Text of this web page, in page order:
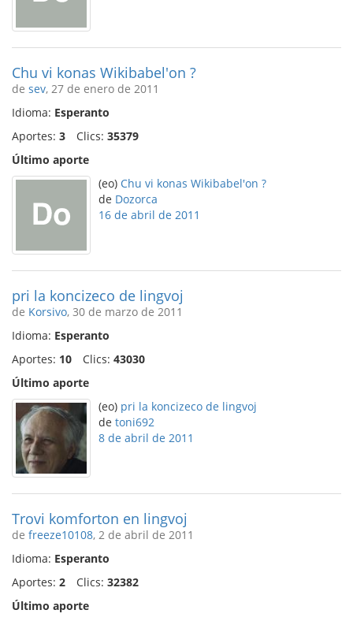
Chu vi konas Wikibabel'on ?
de sev, 27 de enero de 2011
Idioma: Esperanto
Aportes: 3 Clics: 35379
Último aporte
(eo) Chu vi konas Wikibabel'on ?
de Dozorca
16 de abril de 2011
pri la koncizeco de lingvoj
de Korsivo, 30 de marzo de 2011
Idioma: Esperanto
Aportes: 10 Clics: 43030
Último aporte
(eo) pri la koncizeco de lingvoj
de toni692
8 de abril de 2011
Trovi komforton en lingvoj
de freeze10108, 2 de abril de 2011
Idioma: Esperanto
Aportes: 2 Clics: 32382
Último aporte